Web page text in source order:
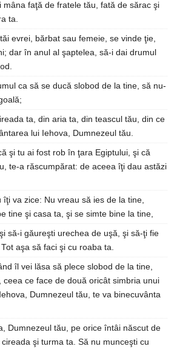
mâna faţă de fratele tău, fată de sărac şi
ta.
evrei, bărbat sau femeie, se vinde ţie,
dar în anul al şaptelea, să-i dai drumul
ca să se ducă slobod de la tine, să nu-
ta, din aria ta, din teascul tău, din ce
lui Iehova, Dumnezeul tău.
şi tu ai fost rob în ţara Egiptului, şi că
te-a răscumpărat: de aceea îţi dau astăzi
îţi va zice: Nu vreau să ies de la tine,
tine şi casa ta, şi se simte bine la tine,
să-i găureşti urechea de uşă, şi să-ţi fie
aşa să faci şi cu roaba ta.
îl vei lăsa să plece slobod de la tine,
ceea ce face de două oricât simbria unui
Dumnezeul tău, te va binecuvânta
Dumnezeul tău, pe orice întâi născut de
şi turma ta. Să nu munceşti cu